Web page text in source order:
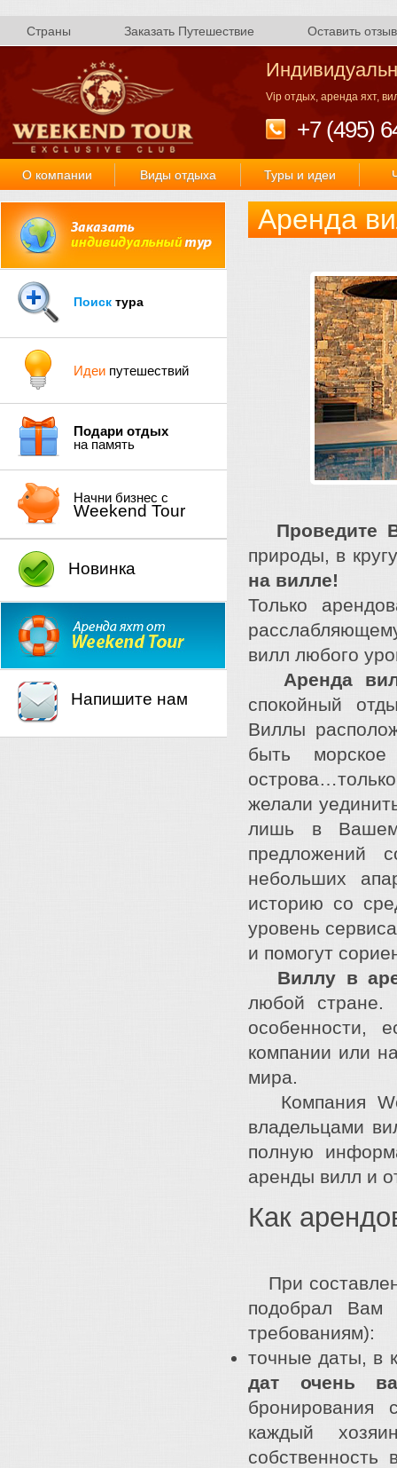
Страны Заказать Путешествие Оставить отзыв
Vip отдых, аренда яхт,
+7 (495)
О компании Виды отдыха Туры и идеи
Поиск тура
Идеи путешествий
Подари отдых
на память
Начни бизнес с
Weekend Tour
Новинка
Напишите нам
Аренда
Проведите
природы, в
на вилле!
Только
вилл любого
Аренда
спокойный
Виллы
быть морское
желали
лишь в
предложений
небольших
историю со
уровень
и помогут
Виллу в
любой стране.
особенности,
компании или
мира.
Компания
владельцами
полную
аренды вилл и
Как
При
подобрал Вам
требованиям):
точные даты, в
дат очень
бронирования
каждый